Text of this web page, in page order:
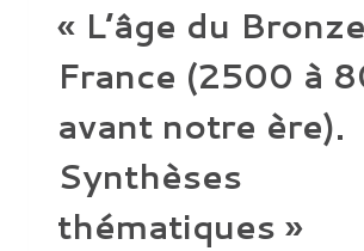
« L’âge du
France (2500 à
avant notre ère).
Synthèses
thématiques »